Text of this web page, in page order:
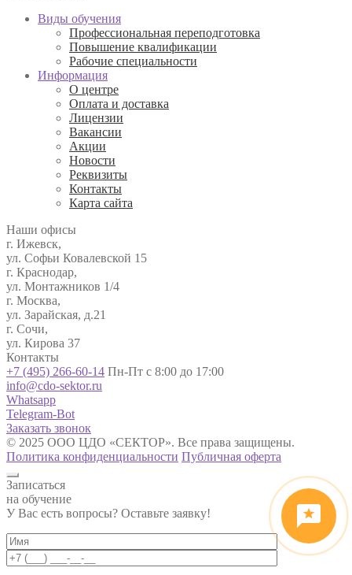
Виды обучения
Профессиональная переподготовка
Повышение квалификации
Рабочие специальности
Информация
О центре
Оплата и доставка
Лицензии
Вакансии
Акции
Новости
Реквизиты
Контакты
Карта сайта
Наши офисы
г. Ижевск,
ул. Софьи Ковалевской 15
г. Краснодар,
ул. Монтажников 1/4
г. Москва,
ул. Зарайская, д.21
г. Сочи,
ул. Кирова 37
Контакты
+7 (495) 266-60-14 Пн-Пт с 8:00 до 17:00
info@cdo-sektor.ru
Whatsapp
Telegram-Bot
Заказать звонок
© 2025 ООО ЦДО «СЕКТОР». Все права защищены.
Политика конфиденциальности Публичная оферта
Записаться
на обучение
У Вас есть вопросы? Оставьте заявку!